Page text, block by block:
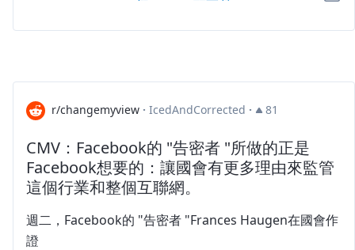
r/changemyview · IcedAndCorrected · 81
CMV：Facebook的 "告密者 "所做的正是
Facebook想要的：讓國會有更多理由來監管
這個行業和整個互聯網。
週二，Facebook的 "告密者 "Frances Haugen在國會作
證